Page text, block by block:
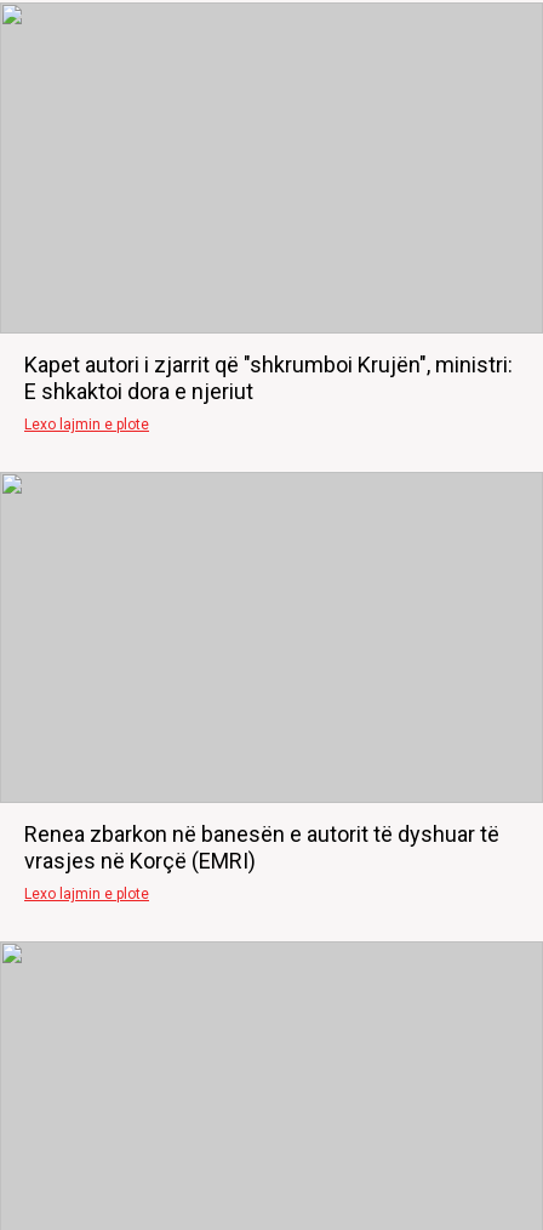
Kapet autori i zjarrit që "shkrumboi Krujën", ministri:
E shkaktoi dora e njeriut
Lexo lajmin e plote
Renea zbarkon në banesën e autorit të dyshuar të
vrasjes në Korçë (EMRI)
Lexo lajmin e plote